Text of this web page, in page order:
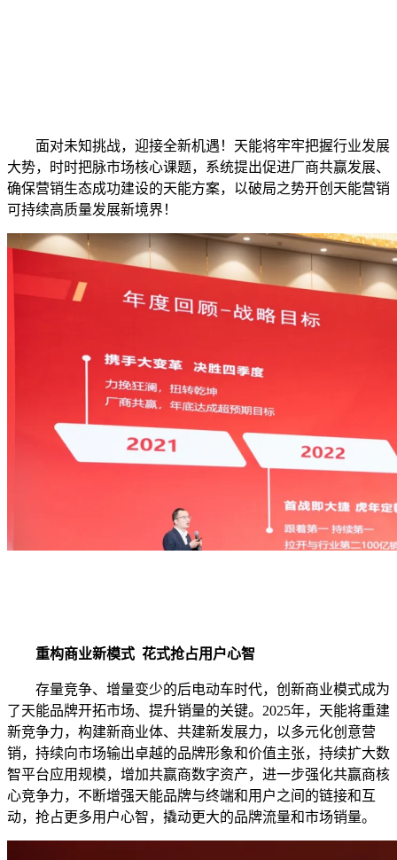
面对未知挑战，迎接全新机遇！天能将牢牢把握行业发展
大势，时时把脉市场核心课题，系统提出促进厂商共赢发展、
确保营销生态成功建设的天能方案，以破局之势开创天能营销
可持续高质量发展新境界！
重构商业新模式 花式抢占用户心智
存量竞争、增量变少的后电动车时代，创新商业模式成为
了天能品牌开拓市场、提升销量的关键。2025年，天能将重建
新竞争力，构建新商业体、共建新发展力，以多元化创意营
销，持续向市场输出卓越的品牌形象和价值主张，持续扩大数
智平台应用规模，增加共赢商数字资产，进一步强化共赢商核
心竞争力，不断增强天能品牌与终端和用户之间的链接和互
动，抢占更多用户心智，撬动更大的品牌流量和市场销量。